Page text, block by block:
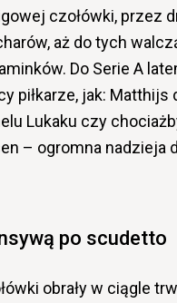
czołówki, przez
aż do tych
Do Serie A
piłkarze, jak: Matthijs
Lukaku czy
– ogromna nadzieja
po scudetto
obrały w ciągle